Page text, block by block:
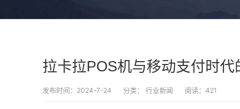
拉卡拉POS机与移动支付时代
发布时间：2024-7-24 分类： 行业新闻 阅读：421